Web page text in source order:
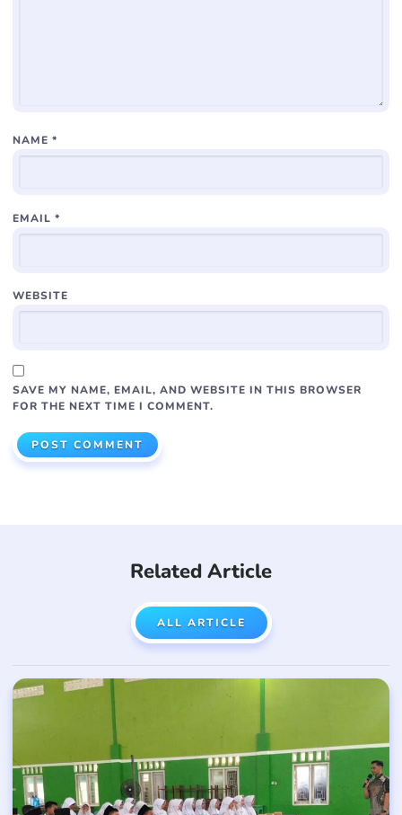
NAME *
EMAIL *
WEBSITE
SAVE MY NAME, EMAIL, AND WEBSITE IN THIS BROWSER
FOR THE NEXT TIME I COMMENT.
Related Article
ALL ARTICLE